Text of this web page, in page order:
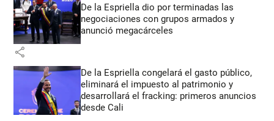
De la Espriella dio por terminadas las
negociaciones con grupos armados y
anunció megacárceles
share
De la Espriella congelará el gasto público,
eliminará el impuesto al patrimonio y
desarrollará el fracking: primeros anuncios
desde Cali